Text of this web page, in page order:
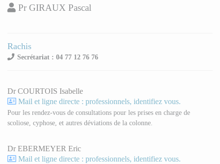
Pr GIRAUX Pascal
Rachis
Secrétariat : 04 77 12 76 76
Dr COURTOIS Isabelle
Mail et ligne directe : professionnels, identifiez vous.
Pour les rendez-vous de consultations pour les prises en charge de
scoliose, cyphose, et autres déviations de la colonne.
Dr EBERMEYER Eric
Mail et ligne directe : professionnels, identifiez vous.